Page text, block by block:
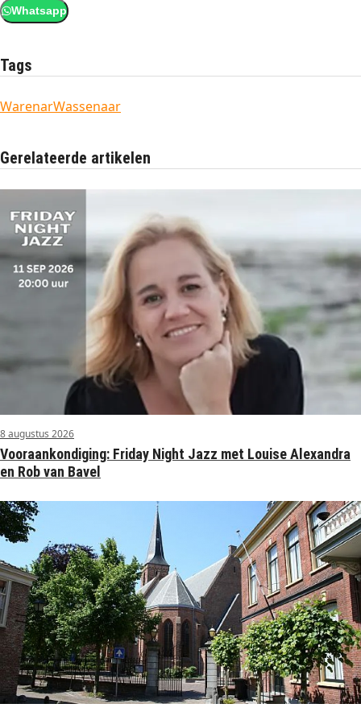
Whatsapp
Tags
WarenarWassenaar
Gerelateerde artikelen
8 augustus 2026
Vooraankondiging: Friday Night Jazz met Louise Alexandra
en Rob van Bavel